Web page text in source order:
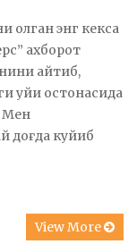
олган энг кекса
ахборот
айтиб,
уйи остонасида
Мен
доғда куйиб
View More